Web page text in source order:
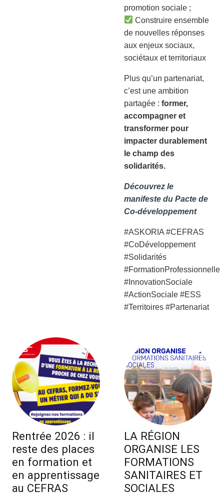
promotion sociale ;
Construire ensemble
de nouvelles réponses
aux enjeux sociaux,
sociétaux et territoriaux
Plus qu’un partenariat,
c’est une ambition
partagée : former,
accompagner et
transformer pour
impacter durablement
le champ des
solidarités.
Découvrez le
manifeste du Pacte de
Co-développement
#ASKORIA #CEFRAS
#CoDéveloppement
#Solidarités
#FormationProfessionnelle
#InnovationSociale
#ActionSociale #ESS
#Territoires #Partenariat
Rentrée 2026 : il
reste des places
en formation et
en apprentissage
au CEFRAS
LA RÉGION
ORGANISE LES
FORMATIONS
SANITAIRES ET
SOCIALES